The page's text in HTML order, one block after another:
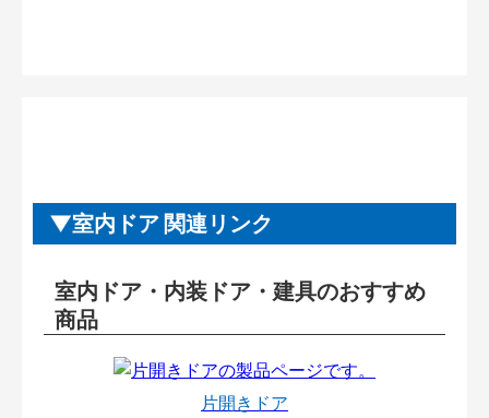
室内ドア 関連リンク
室内ドア・内装ドア・建具のおすすめ
商品
片開きドア